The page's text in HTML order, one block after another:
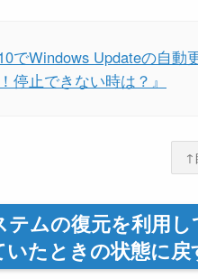
でWindows Updateの自動
停止できない時は？』
↑
テムの復元を利用し
いたときの状態に戻